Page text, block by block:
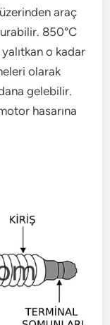
araç
850°C
o kadar
olarak
gelebilir.
hasarına